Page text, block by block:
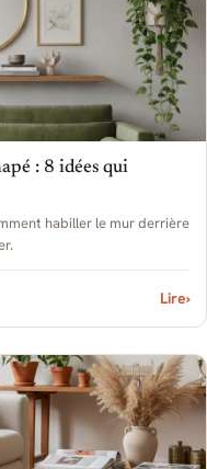
: 8 idées qui
habiller le mur derrière
Lire›